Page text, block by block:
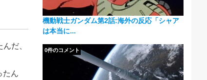
だ、
たん
機動戦士ガンダム第2話:海外の反応「シャア
は本当に...
0件のコメント